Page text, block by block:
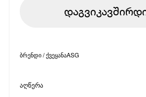
ბრენდი / ქვეყანაASG
აღწერა